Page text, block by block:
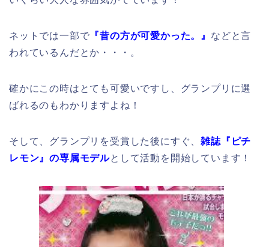
ネットでは一部で 『昔の方が可愛かった。』 などと言
われているんだとか・・・。
確かにこの時はとても可愛いですし、グランプリに選
ばれるのもわかりますよね！
そして、グランプリを受賞した後にすぐ、雑誌『ピチ
レモン』の専属モデルとして活動を開始しています！